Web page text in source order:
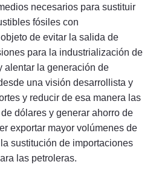
necesarios para sustituir
fósiles con
de evitar la salida de
para la industrialización de
alentar la generación de
una visión desarrollista y
y reducir de esa manera las
dólares y generar ahorro de
exportar mayor volúmenes de
sustitución de importaciones
las petroleras.